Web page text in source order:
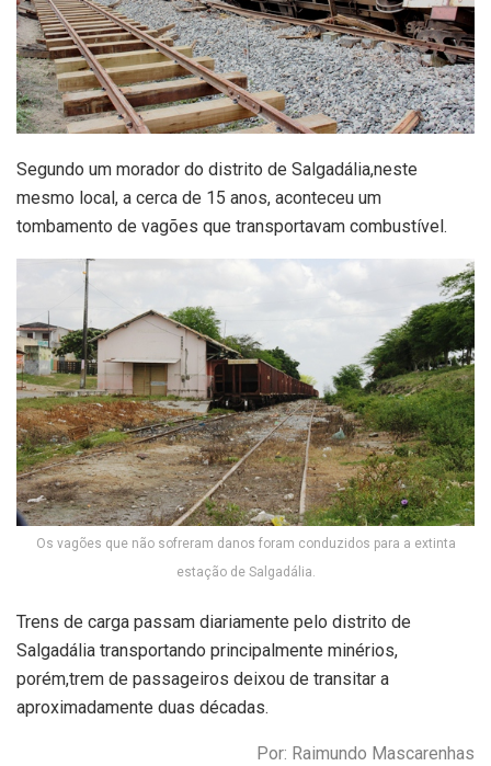
Segundo um morador do distrito de Salgadália,neste
mesmo local, a cerca de 15 anos, aconteceu um
tombamento de vagões que transportavam combustível.
Os vagões que não sofreram danos foram conduzidos para a extinta
estação de Salgadália.
Trens de carga passam diariamente pelo distrito de
Salgadália transportando principalmente minérios,
porém,trem de passageiros deixou de transitar a
aproximadamente duas décadas.
Por: Raimundo Mascarenhas